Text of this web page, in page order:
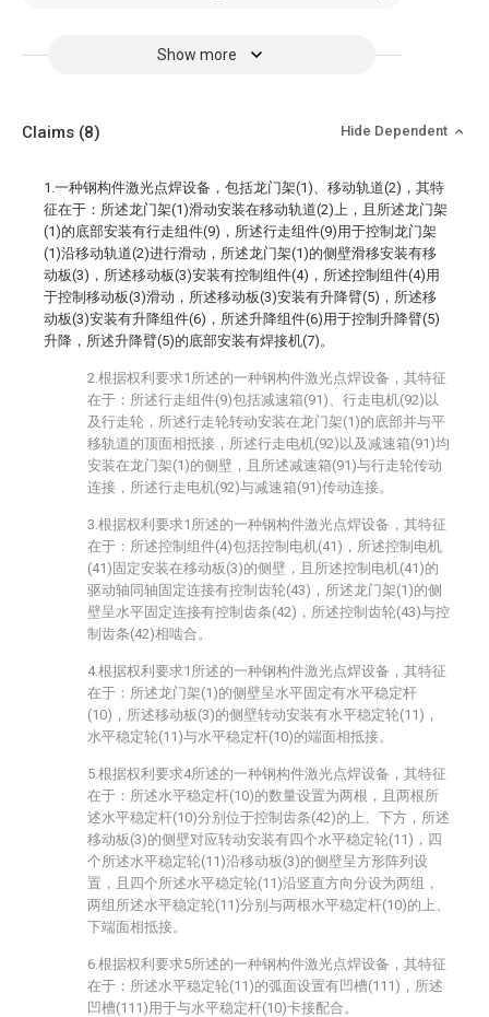
Show more
Claims (8) Hide Dependent
1.一种钢构件激光点焊设备，包括龙门架(1)、移动轨道(2)，其特
征在于：所述龙门架(1)滑动安装在移动轨道(2)上，且所述龙门架
(1)的底部安装有行走组件(9)，所述行走组件(9)用于控制龙门架
(1)沿移动轨道(2)进行滑动，所述龙门架(1)的侧壁滑移安装有移
动板(3)，所述移动板(3)安装有控制组件(4)，所述控制组件(4)用
于控制移动板(3)滑动，所述移动板(3)安装有升降臂(5)，所述移
动板(3)安装有升降组件(6)，所述升降组件(6)用于控制升降臂(5)
升降，所述升降臂(5)的底部安装有焊接机(7)。
2.根据权利要求1所述的一种钢构件激光点焊设备，其特征
在于：所述行走组件(9)包括减速箱(91)、行走电机(92)以
及行走轮，所述行走轮转动安装在龙门架(1)的底部并与平
移轨道的顶面相抵接，所述行走电机(92)以及减速箱(91)均
安装在龙门架(1)的侧壁，且所述减速箱(91)与行走轮传动
连接，所述行走电机(92)与减速箱(91)传动连接。
3.根据权利要求1所述的一种钢构件激光点焊设备，其特征
在于：所述控制组件(4)包括控制电机(41)，所述控制电机
(41)固定安装在移动板(3)的侧壁，且所述控制电机(41)的
驱动轴同轴固定连接有控制齿轮(43)，所述龙门架(1)的侧
壁呈水平固定连接有控制齿条(42)，所述控制齿轮(43)与控
制齿条(42)相啮合。
4.根据权利要求1所述的一种钢构件激光点焊设备，其特征
在于：所述龙门架(1)的侧壁呈水平固定有水平稳定杆
(10)，所述移动板(3)的侧壁转动安装有水平稳定轮(11)，
水平稳定轮(11)与水平稳定杆(10)的端面相抵接。
5.根据权利要求4所述的一种钢构件激光点焊设备，其特征
在于：所述水平稳定杆(10)的数量设置为两根，且两根所
述水平稳定杆(10)分别位于控制齿条(42)的上、下方，所述
移动板(3)的侧壁对应转动安装有四个水平稳定轮(11)，四
个所述水平稳定轮(11)沿移动板(3)的侧壁呈方形阵列设
置，且四个所述水平稳定轮(11)沿竖直方向分设为两组，
两组所述水平稳定轮(11)分别与两根水平稳定杆(10)的上、
下端面相抵接。
6.根据权利要求5所述的一种钢构件激光点焊设备，其特征
在于：所述水平稳定轮(11)的弧面设置有凹槽(111)，所述
凹槽(111)用于与水平稳定杆(10)卡接配合。